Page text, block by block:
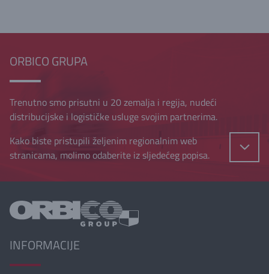
ORBICO GRUPA
Trenutno smo prisutni u 20 zemalja i regija, nudeći
distribucijske i logističke usluge svojim partnerima.
Kako biste pristupili željenim regionalnim web
stranicama, molimo odaberite iz sljedećeg popisa.
INFORMACIJE